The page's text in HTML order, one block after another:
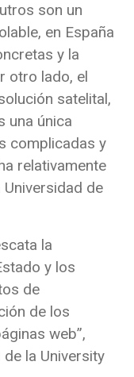
son un
en España
y la
otro lado, el
satelital,
una única
complicadas y
relativamente
Universidad de
la
y los
de
de los
web”,
la University